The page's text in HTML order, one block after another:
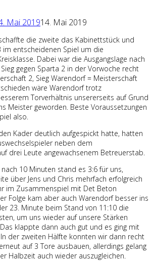
Mai 201914. Mai 2019
die zweite das Kabinettstück und
im entscheidenen Spiel um die
Dabei war die Ausgangslage nach
gegen Sparta 2 in der Vorwoche recht
2, Sieg Warendorf = Meisterschaft
wäre Warendorf trotz
Torverhältnis unsererseits auf Grund
Meister geworden. Beste Voraussetzungen
also.
Kader deutlich aufgespickt hatte, hatten
neben dem
drei Leute angewachsenem Betreuerstab.
10 Minuten stand es 3:6 für uns,
über Jens und Chris mehrfach erfolgreich
im Zusammenspiel mit Det Beton
Folge kam aber auch Warendorf besser ins
23. Minute beim Stand von 11:10 die
um uns wieder auf unsere Stärken
klappte dann auch gut und es ging mit
der zweiten Hälfte konnten wir dann recht
auf 3 Tore ausbauen, allerdings gelang
Halbzeit auch wieder auszugleichen.